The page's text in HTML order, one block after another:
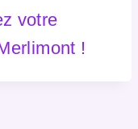
votre
!